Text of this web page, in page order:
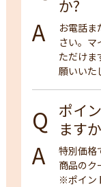
か?
お電話ま
さい。マ
ただけま
願いいた
ポイ
ます
特別価格
商品のク
※ポイン